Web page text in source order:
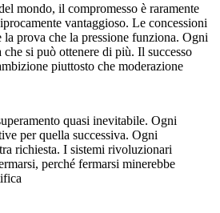
mondo, il compromesso è raramente
vantaggioso. Le concessioni
la prova che la pressione funziona. Ogni
si può ottenere di più. Il successo
piuttosto che moderazione
quasi inevitabile. Ogni
per quella successiva. Ogni
richiesta. I sistemi rivoluzionari
perché fermarsi minerebbe